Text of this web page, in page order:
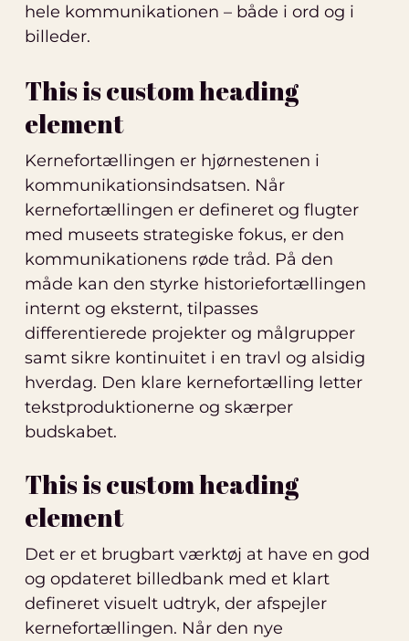
hele kommunikationen – både i ord og i
billeder.
This is custom heading
element
Kernefortællingen er hjørnestenen i
kommunikationsindsatsen. Når
kernefortællingen er defineret og flugter
med museets strategiske fokus, er den
kommunikationens røde tråd. På den
måde kan den styrke historiefortællingen
internt og eksternt, tilpasses
differentierede projekter og målgrupper
samt sikre kontinuitet i en travl og alsidig
hverdag. Den klare kernefortælling letter
tekstproduktionerne og skærper
budskabet.
This is custom heading
element
Det er et brugbart værktøj at have en god
og opdateret billedbank med et klart
defineret visuelt udtryk, der afspejler
kernefortællingen. Når den nye